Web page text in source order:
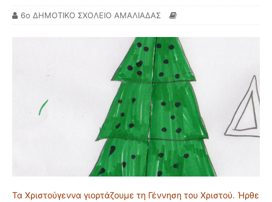
6ο ΔΗΜΟΤΙΚΟ ΣΧΟΛΕΙΟ ΑΜΑΛΙΑΔΑΣ
Τα Χριστούγεννα γιορτάζουμε τη Γέννηση του Χριστού. Ήρθε